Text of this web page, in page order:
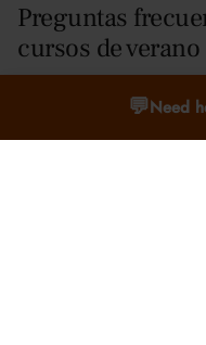
Preguntas
cursos de verano
¿Los cursos están
💬Need